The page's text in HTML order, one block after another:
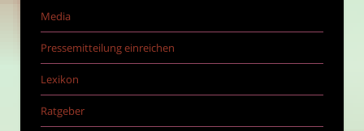
Media
Pressemitteilung einreichen
Lexikon
Ratgeber